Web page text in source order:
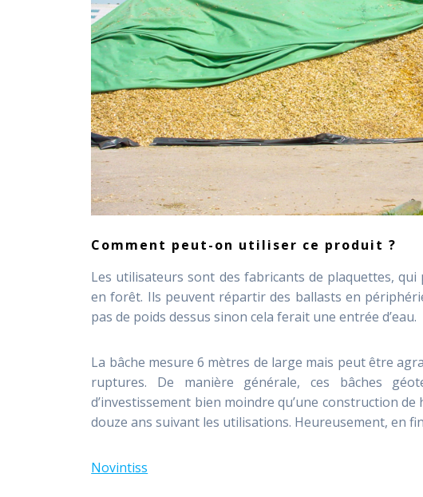
Comment peut-on utiliser ce produit ?
Les utilisateurs sont des fabricants de plaquettes,
en forêt. Ils peuvent répartir des ballasts en
pas de poids dessus sinon cela ferait une entrée d’eau.
La bâche mesure 6 mètres de large mais peut être
ruptures. De manière générale, ces bâches
d’investissement bien moindre qu’une construction
douze ans suivant les utilisations. Heureusement, en
Novintiss